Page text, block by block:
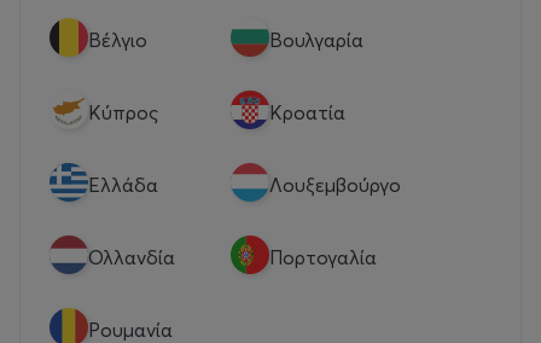
Βέλγιο Βουλγαρία
Κύπρος Κροατία
Eλλάδα Λουξεμβούργο
Ολλανδία Πορτογαλία
Ρουμανία